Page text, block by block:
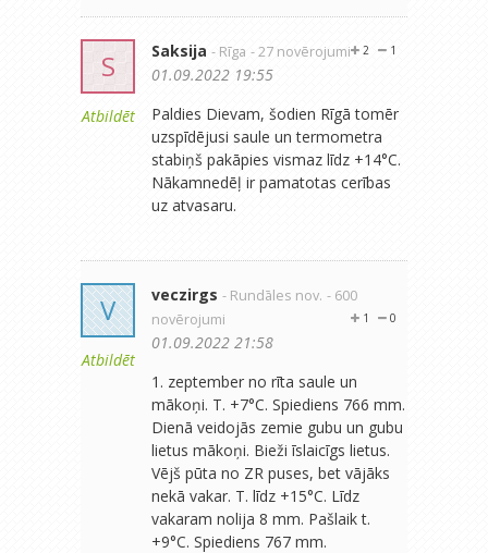
S
Atbildēt
Saksija - Rīga - 27 novērojumi 1
2
01.09.2022 19:55
Paldies Dievam, šodien Rīgā tomēr
uzspīdējusi saule un termometra
stabiņš pakāpies vismaz līdz +14°C.
Nākamnedēļ ir pamatotas cerības
uz atvasaru.
V
Atbildēt
veczirgs - Rundāles nov. - 600
novērojumi
0
1
01.09.2022 21:58
1. zeptember no rīta saule un
mākoņi. T. +7°C. Spiediens 766 mm.
Dienā veidojās zemie gubu un gubu
lietus mākoņi. Bieži īslaicīgs lietus.
Vējš pūta no ZR puses, bet vājāks
nekā vakar. T. līdz +15°C. Līdz
vakaram nolija 8 mm. Pašlaik t.
+9°C. Spiediens 767 mm.